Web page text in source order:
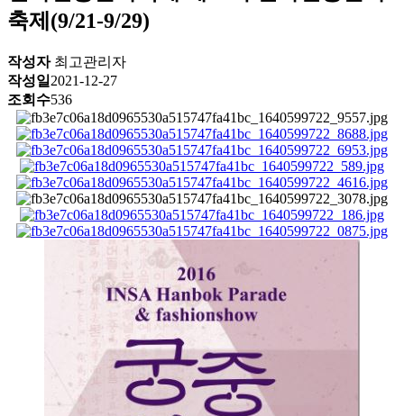
축제(9/21-9/29)
작성자 최고관리자
작성일 2021-12-27
조회수536